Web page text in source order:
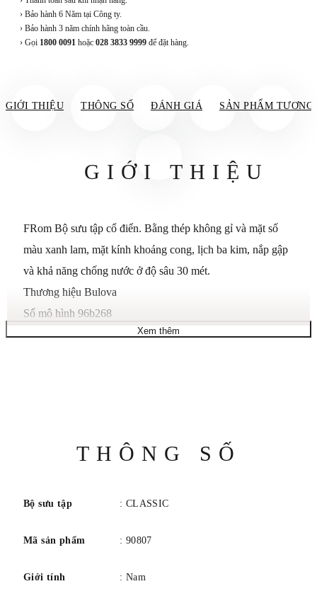
› Bảo hành 6 Năm tại Công ty.
› Bảo hành 3 năm chính hãng toàn cầu.
› Gọi 1800 0091 hoặc 028 3833 9999 để đặt hàng.
GIỚI THIỆU THÔNG SỐ ĐÁNH GIÁ SẢN PHẨM TƯƠNG
GIỚI THIỆU
FRom Bộ sưu tập cổ điển. Bằng thép không gỉ và mặt số
màu xanh lam, mặt kính khoáng cong, lịch ba kim, nắp gập
và khả năng chống nước ở độ sâu 30 mét.
Thương hiệu Bulova
Số mô hình 96b268
Hình dạng vật phẩm Tròn
Chất liệu dây đeo Thép Thánh 316l
bảng màu Trắng
Lịch Ngày hiển thị
Xem thêm
THÔNG SỐ
Bộ sưu tập : CLASSIC
Mã sản phẩm : 90807
Giới tính : Nam